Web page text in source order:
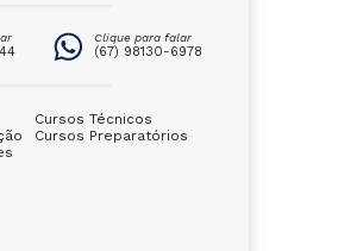
Clique para falar
(67) 98130-6978
Cursos Técnicos
Cursos Preparatórios